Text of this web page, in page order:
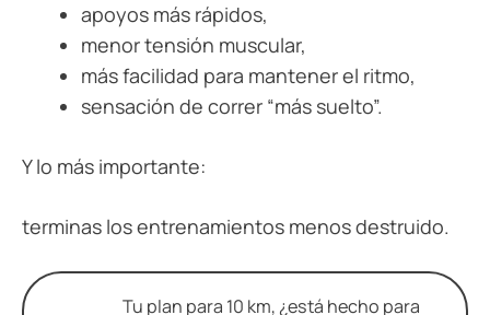
apoyos más rápidos,
menor tensión muscular,
más facilidad para mantener el ritmo,
sensación de correr “más suelto”.
Y lo más importante:
terminas los entrenamientos menos destruido.
Tu plan para 10 km, ¿está hecho para